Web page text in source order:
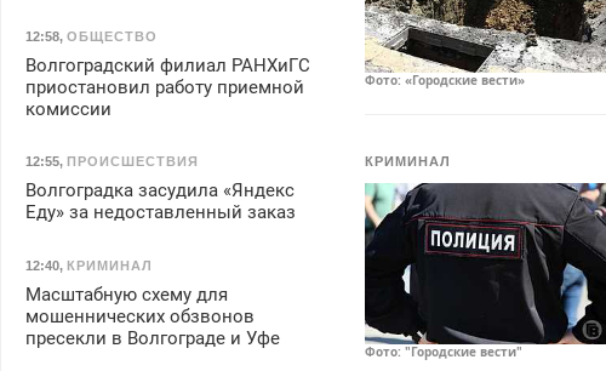
Фото: «Городские вести»
КРИМИНАЛ
Фото: "Городские вести"
12:58, ОБЩЕСТВО
Волгоградский филиал РАНХиГС
приостановил работу приемной
комиссии
12:55, ПРОИСШЕСТВИЯ
Волгоградка засудила «Яндекс
Еду» за недоставленный заказ
12:40, КРИМИНАЛ
Масштабную схему для
мошеннических обзвонов
пресекли в Волгограде и Уфе